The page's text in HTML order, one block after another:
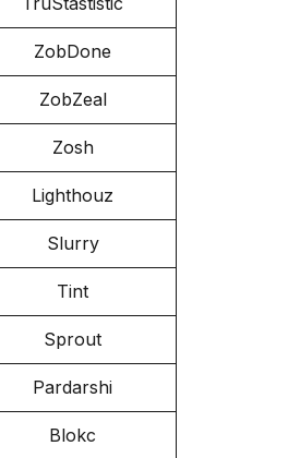
ZobDone
ZobZeal
Zosh
Lighthouz
Slurry
Tint
Sprout
Pardarshi
Blokc